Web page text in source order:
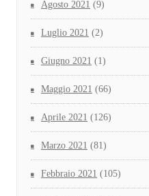
Agosto 2021 (9)
Luglio 2021 (2)
Giugno 2021 (1)
Maggio 2021 (66)
Aprile 2021 (126)
Marzo 2021 (81)
Febbraio 2021 (105)